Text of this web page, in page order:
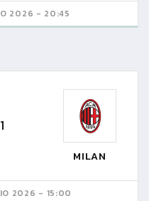
2026 - 20:45
1
MILAN
2026 - 15:00